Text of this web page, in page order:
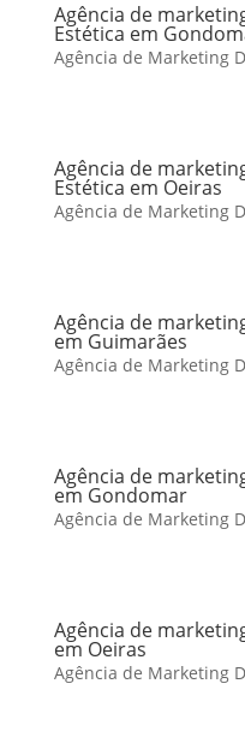
Agência de
Estética em
Agência de Marketing
Agência de
Estética em Oeiras
Agência de Marketing
Agência de
em Guimarães
Agência de Marketing
Agência de
em Gondomar
Agência de Marketing
Agência de
em Oeiras
Agência de Marketing